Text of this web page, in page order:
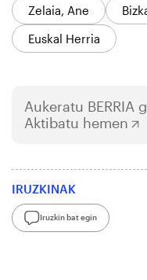
Zelaia, Ane
Euskal Herria
Aukeratu BERRIA
Aktibatu hemen
IRUZKINAK
Iruzkin bat egin